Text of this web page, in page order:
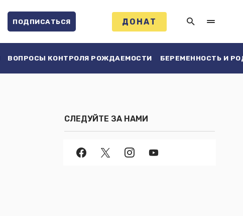
ПОДПИСАТЬСЯ ДОНАТ
ВОПРОСЫ КОНТРОЛЯ РОЖДАЕМОСТИ БЕРЕМЕННОСТЬ И
СЛЕДУЙТЕ ЗА НАМИ